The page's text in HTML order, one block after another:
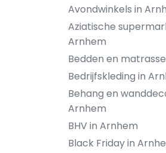
Avondwinkels in
Aziatische
Arnhem
Bedden en
Bedrijfskleding in
Behang en
Arnhem
BHV in Arnhem
Black Friday in